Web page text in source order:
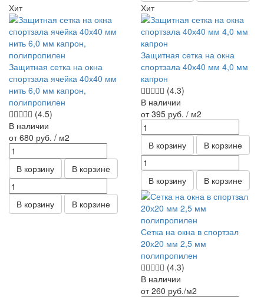
Хит
Защитная сетка на окна
спортзала ячейка 40х40 мм
нить 6,0 мм капрон,
полипропилен
(4.5)
В наличии
от 680 руб. / м2
В корзину В корзине
В корзину В корзине
Хит
Защитная сетка на окна
спортзала 40х40 мм 4,0 мм
капрон
(4.3)
В наличии
от 395 руб. / м2
В корзину В корзине
В корзину В корзине
Сетка на окна в спортзал
20х20 мм 2,5 мм
полипропилен
(4.3)
В наличии
от 260 руб./м2